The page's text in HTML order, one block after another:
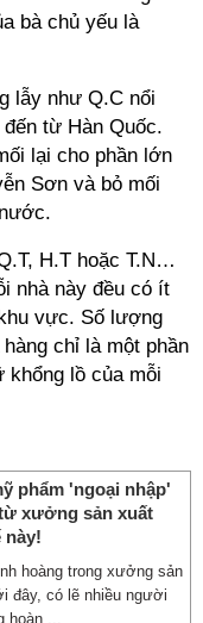
bà chủ yếu là
lẫy như Q.C nổi
từ Hàn Quốc.
lại cho phần lớn
Sơn và bỏ mối
H.T hoặc T.N…
nhà này đều có ít
vực. Số lượng
chỉ là một phần
khổng lồ của mỗi
phẩm 'ngoại nhập'
xưởng sản xuất
này!
hoàng trong xưởng sản
đây, có lẽ nhiều người
hoàn ...